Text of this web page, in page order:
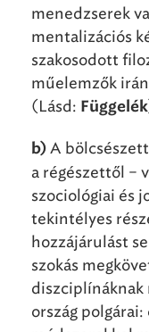
menedzserek
mentalizációs
szakosodott
műelemzők
(Lásd: Függelék
b) A
a régészettől –
szociológiai és
tekintélyes
hozzájárulást
szokás
diszciplínáknak
ország